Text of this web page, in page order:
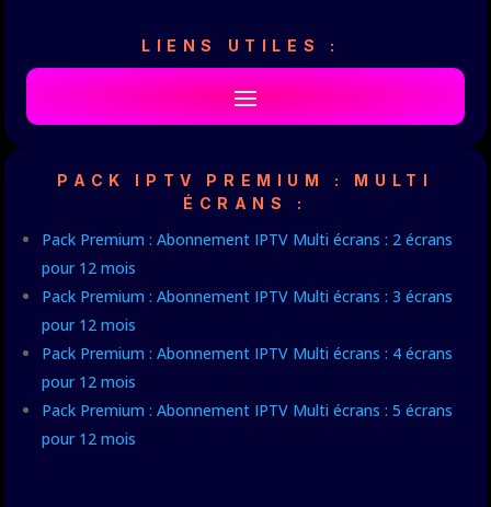
LIENS UTILES :
PACK IPTV PREMIUM : MULTI
ÉCRANS :
Pack Premium : Abonnement IPTV Multi écrans : 2 écrans
pour 12 mois
Pack Premium : Abonnement IPTV Multi écrans : 3 écrans
pour 12 mois
Pack Premium : Abonnement IPTV Multi écrans : 4 écrans
pour 12 mois
Pack Premium : Abonnement IPTV Multi écrans : 5 écrans
pour 12 mois